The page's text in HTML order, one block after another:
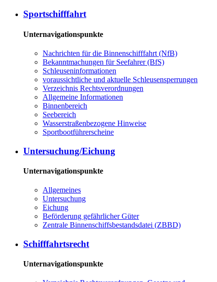
Sportschifffahrt
Unternavigationspunkte
Nachrichten für die Binnenschifffahrt (NfB)
Bekanntmachungen für Seefahrer (BfS)
Schleuseninformationen
voraussichtliche und aktuelle Schleusensperrungen
Verzeichnis Rechtsverordnungen
Allgemeine Informationen
Binnenbereich
Seebereich
Wasserstraßenbezogene Hinweise
Sportbootführerscheine
Untersuchung/Eichung
Unternavigationspunkte
Allgemeines
Untersuchung
Eichung
Beförderung gefährlicher Güter
Zentrale Binnenschiffsbestandsdatei (ZBBD)
Schifffahrtsrecht
Unternavigationspunkte